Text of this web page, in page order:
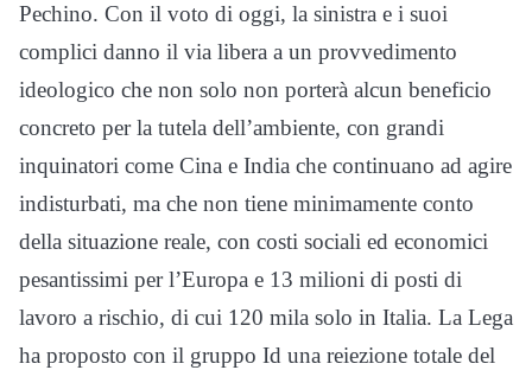
Pechino. Con il voto di oggi, la sinistra e i suoi
complici danno il via libera a un provvedimento
ideologico che non solo non porterà alcun beneficio
concreto per la tutela dell’ambiente, con grandi
inquinatori come Cina e India che continuano ad agire
indisturbati, ma che non tiene minimamente conto
della situazione reale, con costi sociali ed economici
pesantissimi per l’Europa e 13 milioni di posti di
lavoro a rischio, di cui 120 mila solo in Italia. La Lega
ha proposto con il gruppo Id una reiezione totale del